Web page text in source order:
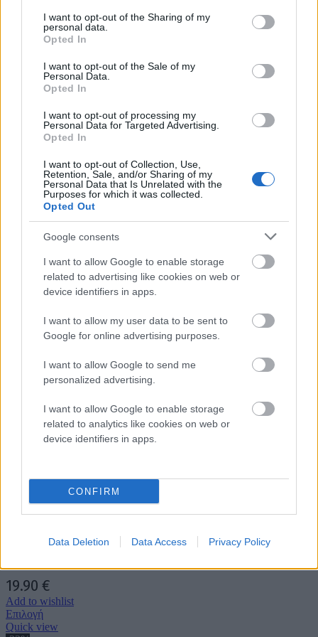
not limited to your visit or usage behaviour. You may click to
grant or deny consent to Google and its third-party tags to
use your data for below specified purposes in below Google
consent section.
I want to opt-out of the Sharing of my
personal data.
Opted In
I want to opt-out of the Sale of my
Personal Data.
Opted In
I want to opt-out of processing my
Personal Data for Targeted Advertising.
Opted In
I want to opt-out of Collection, Use,
Retention, Sale, and/or Sharing of my
Personal Data that Is Unrelated with the
Purposes for which it was collected.
Opted Out
Google consents
I want to allow Google to enable storage
related to advertising like cookies on web or
device identifiers in apps.
I want to allow my user data to be sent to
Google for online advertising purposes.
I want to allow Google to send me
personalized advertising.
I want to allow Google to enable storage
related to analytics like cookies on web or
device identifiers in apps.
CONFIRM
Data Deletion Data Access Privacy Policy
Αποστολές σε Ελλάδα & Κύπρο
Box Now (κόστος 3.5€)
Δωρεάν μεταφορικά για αγορές άνω των 60€
Επιστροφές
Δυνατότητα επιστροφής εντός 14 ημερών
Τα προϊόντα πρέπει να είναι αφόρετα, άθικτα και με τα
ταμπελάκια τους
Επιστροφή χρημάτων μέσω τραπεζικής κατάθεσης (έως 14
Τα έξοδα αποστολής & επιστροφής επιβαρύνουν τον πελάτη
Σχετικά προϊόντα
Φόρεμα Vino μίνι βυσσινί
Add to wishlist
Αυτό
το
έχει
πολλαπλές
Οι
επιλογές
μπορούν
να
Δαντελένιο Μακρύ Φόρεμα -Black Siren
was:
44.90 €.
τιμή
είναι:
ΕπιλογήΑυτό
προϊόν
έχει
παραλλαγές.
επιλογές
μπορούν
να
επιλεγούν
στη
σελίδα
19.90 €
Add to wishlist
Επιλογή
το
Quick view